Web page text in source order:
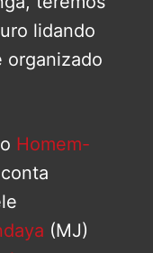
lidando
organizado
Homem-
(MJ)